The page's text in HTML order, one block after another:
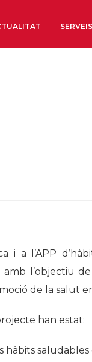
SERVEIS
a l’APP
l’objectiu
de la salut
han estat:
hàbits saludables